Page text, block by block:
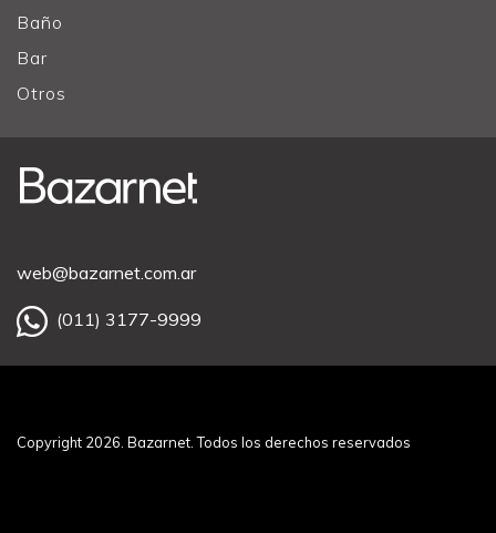
Baño
Bar
Otros
web@bazarnet.com.ar
(011) 3177-9999
Copyright 2026. Bazarnet. Todos los derechos reservados